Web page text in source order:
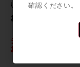
いずれも値段は
お申込みには
システムID（My
お客様のお名前（
確認ください。